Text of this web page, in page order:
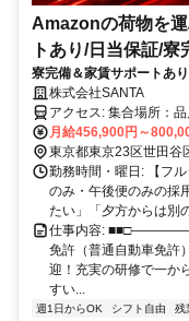
Amazonの荷物を
トあり/日当保証/寮
寮完備＆家賃サポートあ
以上も目指せる！
株式会社SANTA
アクセス: 集合場所：品川ステーション（東京都 品川区 八潮 3-3-6 東
京レールゲート EAST
月給456,900円～
東京都東京23区世田谷
勤務時間・曜日: 【フ
のみ・午後便のみの採
たい」「夕方からは別
仕事内容:
免許（普通自動車免許
迎！充実の研修で一か
すい...
週1日からOK シフト自由 残